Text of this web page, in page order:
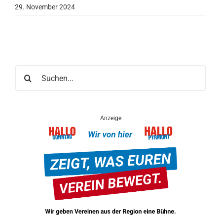
29. November 2024
nach:
Anzeige